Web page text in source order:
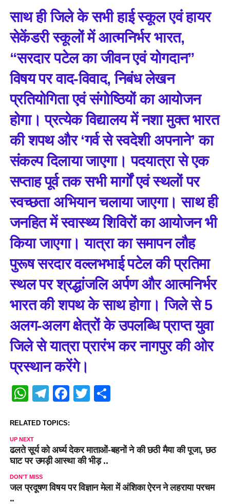
साथ ही जिले के सभी हाई स्कूल एवं हायर
सेकेंडरी स्कूलों में आत्मनिर्भर भारत,
“सरदार पटेल का जीवन एवं योगदान”
विषय पर वाद-विवाद, निबंध लेखन
प्रतियोगिता एवं संगोष्ठियों का आयोजन
होगा। प्रत्येक विद्यालय में नशा मुक्त भारत
की शपथ और ‘गर्व से स्वदेशी अपनाने’ का
संकल्प दिलाया जाएगा। पदयात्रा से एक
सप्ताह पूर्व तक सभी मार्गों एवं स्थलों पर
स्वच्छता अभियान चलाया जाएगा। साथ ही
जनहित में स्वास्थ्य शिविरों का आयोजन भी
किया जाएगा। यात्रा का समापन लौह
पुरूष सरदार वल्लभभाई पटेल की प्रतिमा
स्थल पर श्रद्धांजलि अर्पण और आत्मनिर्भर
भारत की शपथ के साथ होगा। जिले से 5
अलग-अलग क्षेत्रों के उपलब्धि प्राप्त युवा
जिले से यात्रा प्रारंभ कर नागपुर की ओर
प्रस्थान करेंगे।
WhatsApp
Telegram
Facebook
Twitter
Share
RELATED TOPICS:
UP NEXT
ढलते सूर्य को अर्घ्य देकर माताओं-बहनों ने की छठी मैया की पूजा, छठ
घाट पर उमड़ी आस्था की भीड़ ..
DON'T MISS
जल प्रदूषण विषय पर विज्ञान मेला में अंशिका ऐरन ने लहराया परचम
..